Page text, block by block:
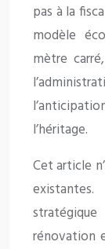
pas à la
modèle
mètre
l’héritage.
Cet article
rénovation